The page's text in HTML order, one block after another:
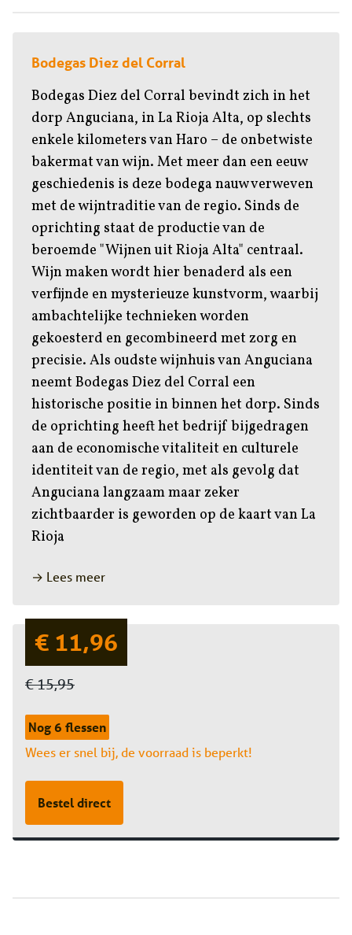
Bodegas Diez del Corral
Bodegas Diez del Corral bevindt zich in het
dorp Anguciana, in La Rioja Alta, op slechts
enkele kilometers van Haro – de onbetwiste
bakermat van wijn. Met meer dan een eeuw
geschiedenis is deze bodega nauw verweven
met de wijntraditie van de regio. Sinds de
oprichting staat de productie van de
beroemde "Wijnen uit Rioja Alta" centraal.
Wijn maken wordt hier benaderd als een
verfijnde en mysterieuze kunstvorm, waarbij
ambachtelijke technieken worden
gekoesterd en gecombineerd met zorg en
precisie. Als oudste wijnhuis van Anguciana
neemt Bodegas Diez del Corral een
historische positie in binnen het dorp. Sinds
de oprichting heeft het bedrijf bijgedragen
aan de economische vitaliteit en culturele
identiteit van de regio, met als gevolg dat
Anguciana langzaam maar zeker
zichtbaarder is geworden op de kaart van La
Rioja
→ Lees meer
€ 11,96
€ 15,95
Nog 6 flessen
Wees er snel bij, de voorraad is beperkt!
Bestel direct